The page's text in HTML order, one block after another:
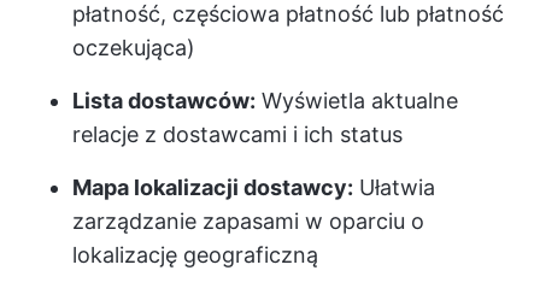
płatność, częściowa płatność lub płatność
oczekująca)
Lista dostawców: Wyświetla aktualne
relacje z dostawcami i ich status
Mapa lokalizacji dostawcy: Ułatwia
zarządzanie zapasami w oparciu o
lokalizację geograficzną